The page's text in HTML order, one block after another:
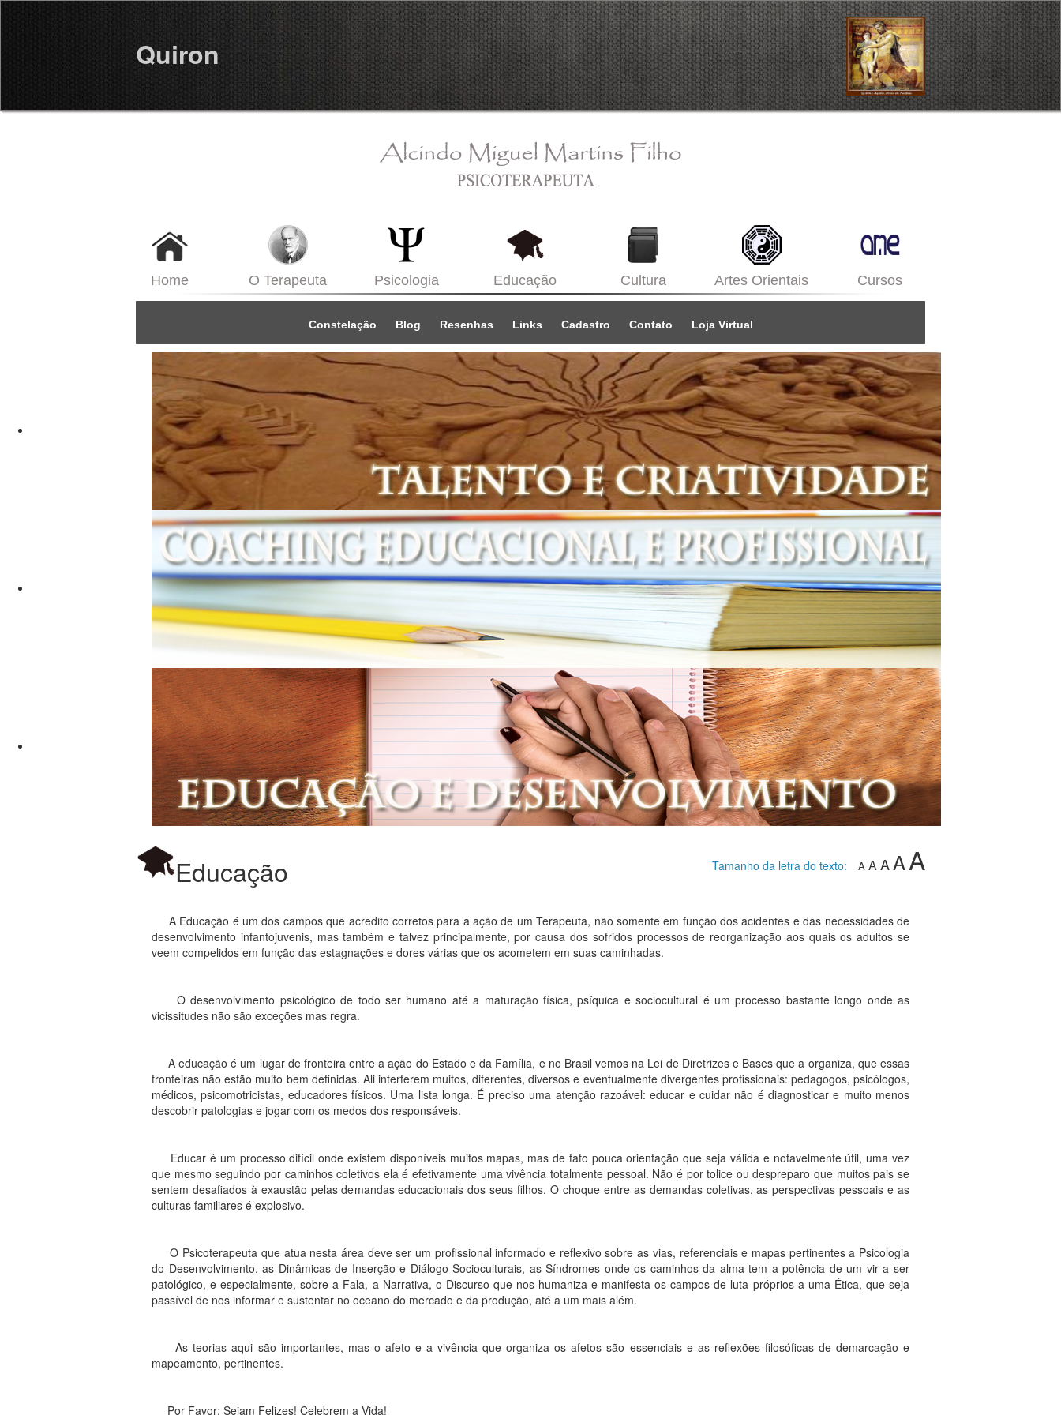
Quiron
Home O Terapeuta Psicologia Educação Cultura Artes Orientais Cursos
Constelação Blog Resenhas Links Cadastro Contato Loja Virtual
Educação Tamanho da letra do texto: A AAAA
A Educação é um dos campos que acredito corretos para a ação de um Terapeuta, não somente em função dos acidentes e das necessidades de
desenvolvimento infantojuvenis, mas também e talvez principalmente, por causa dos sofridos processos de reorganização aos quais os adultos se
veem compelidos em função das estagnações e dores várias que os acometem em suas caminhadas.
O desenvolvimento psicológico de todo ser humano até a maturação física, psíquica e sociocultural é um processo bastante longo onde as
vicissitudes não são exceções mas regra.
A educação é um lugar de fronteira entre a ação do Estado e da Família, e no Brasil vemos na Lei de Diretrizes e Bases que a organiza, que essas
fronteiras não estão muito bem definidas. Ali interferem muitos, diferentes, diversos e eventualmente divergentes profissionais: pedagogos, psicólogos,
médicos, psicomotricistas, educadores físicos. Uma lista longa. É preciso uma atenção razoável: educar e cuidar não é diagnosticar e muito menos
descobrir patologias e jogar com os medos dos responsáveis.
Educar é um processo difícil onde existem disponíveis muitos mapas, mas de fato pouca orientação que seja válida e notavelmente útil, uma vez
que mesmo seguindo por caminhos coletivos ela é efetivamente uma vivência totalmente pessoal. Não é por tolice ou despreparo que muitos pais se
sentem desafiados à exaustão pelas demandas educacionais dos seus filhos. O choque entre as demandas coletivas, as perspectivas pessoais e as
culturas familiares é explosivo.
O Psicoterapeuta que atua nesta área deve ser um profissional informado e reflexivo sobre as vias, referenciais e mapas pertinentes a Psicologia
do Desenvolvimento, as Dinâmicas de Inserção e Diálogo Socioculturais, as Síndromes onde os caminhos da alma tem a potência de um vir a ser
patológico, e especialmente, sobre a Fala, a Narrativa, o Discurso que nos humaniza e manifesta os campos de luta próprios a uma Ética, que seja
passível de nos informar e sustentar no oceano do mercado e da produção, até a um mais além.
As teorias aqui são importantes, mas o afeto e a vivência que organiza os afetos são essenciais e as reflexões filosóficas de demarcação e
mapeamento, pertinentes.
Por Favor: Sejam Felizes! Celebrem a Vida!